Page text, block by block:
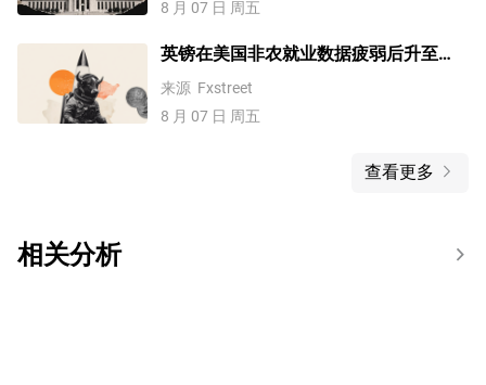
8 月 07 日 周五
英镑在美国非农就业数据疲弱后升至
1.3500上方
来源 Fxstreet
8 月 07 日 周五
查看更多
相关分析